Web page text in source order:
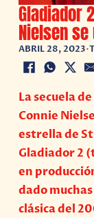
Gladiador
Nielsen
ABRIL 28, 2023•
La secuela
Connie
estrella de
Gladiador 2
en
dado
clásica del